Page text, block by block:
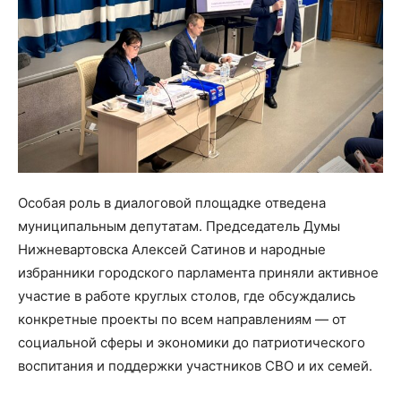
Особая роль в диалоговой площадке отведена
муниципальным депутатам. Председатель Думы
Нижневартовска Алексей Сатинов и народные
избранники городского парламента приняли активное
участие в работе круглых столов, где обсуждались
конкретные проекты по всем направлениям — от
социальной сферы и экономики до патриотического
воспитания и поддержки участников СВО и их семей.